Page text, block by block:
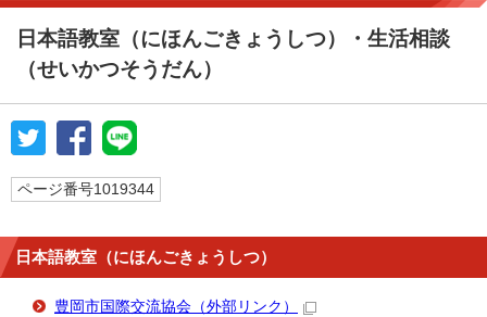
日本語教室（にほんごきょうしつ）・生活相談
（せいかつそうだん）
ページ番号1019344
日本語教室（にほんごきょうしつ）
豊岡市国際交流協会 （外部リンク）